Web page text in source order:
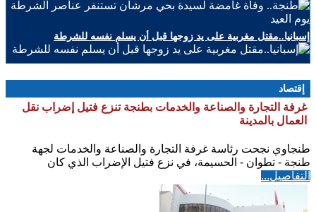
إسبانيا..مقتل مغربية على يد زوجها قبل أن يسلم نفسه للشرطة
إقتصاد
غرفة التجارة والصناعة والخدمات بطنجة تنزع فتيل إضراب نقل
العمال بالمدينة
طنجاوي نجحت رئاسة غرفة التجارة والصناعة والخدمات لجهة
طنجة - تطوان - الحسيمة، في نزع فتيل الإضراب الذي كان
التفاصيل...